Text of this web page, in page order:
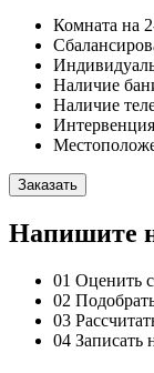
Комната на
Наличие
Наличие
Заказать
Напишите
01 Оценить
02
03
04 Записать